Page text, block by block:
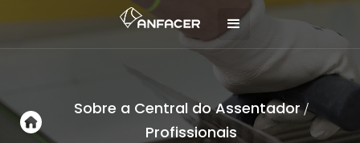
Sobre a Central do Assentador/
Profissionais